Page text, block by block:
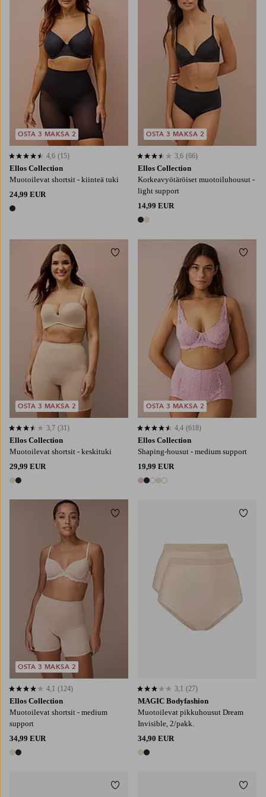
Ellos Collection
Muotoilevat shortsit - kiinteä tuki
24,99 EUR
1 väri
4,6 perustuen 15 arvosanaan
4,6 (15)
OSTA 3 MAKSA 2
2XL
Ellos Collection
Korkeavyötäröiset muotoiluhousut -
light support
14,99 EUR
2 värejä
3,6 perustuen 66 arvosanaan
3,6 (66)
OSTA 3 MAKSA 2
42/4446/48 50/52
Ellos Collection
Muotoilevat shortsit - keskituki
29,99 EUR
2 värejä
3,7 perustuen 31 arvosanaan
3,7 (31)
OSTA 3 MAKSA 2
Lisää suosikkeihin
Ellos Collection
Shaping-housut - medium support
19,99 EUR
5 värejä
4,4 perustuen 618 arvosanaan
4,4 (618)
OSTA 3 MAKSA 2
46/48 50/5254/56
Ellos Collection
Muotoilevat shortsit - medium
support
34,99 EUR
2 värejä
4,1 perustuen 124 arvosanaan
4,1 (124)
OSTA 3 MAKSA 2
Lisää suosikkeihin
MAGIC Bodyfashion
Muotoilevat pikkuhousut Dream
Invisible, 2/pakk.
34,90 EUR
2 värejä
3,1 perustuen 27 arvosanaan
3,1 (27)
Lisää suosikkeihin